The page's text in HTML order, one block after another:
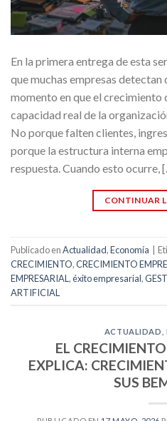
En la primera entrega de esta
que muchas empresas detectan
momento en que el crecimiento
capacidad real de la
No porque falten clientes,
porque la estructura interna
respuesta. Cuando esto ocurre,
CONTINUAR
Publicado enActualidad,Economía
CRECIMIENTO,CRECIMIENTO
EMPRESARIAL ,éxito empresarial,
ARTIFICIAL
ACTUALIDAD
EL
EXPLICA:
SUS